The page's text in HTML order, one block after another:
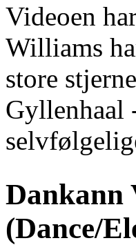
Videoen
Williams
store
Gyllenhaal
Dankann
(Dance/